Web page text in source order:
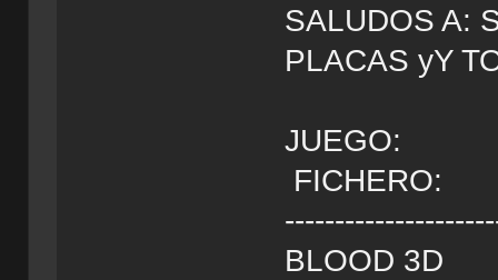
SALUDOS A:
PLACAS yY
FICHERO: